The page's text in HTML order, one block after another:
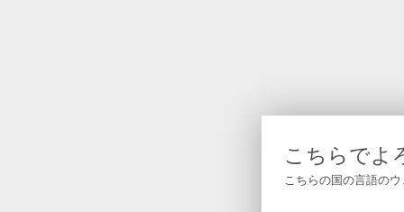
こちらでよ
こちらの国の言語の